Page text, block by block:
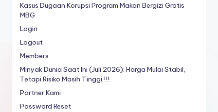
Kasus Dugaan Korupsi Program Makan Bergizi Gratis
MBG
Login
Logout
Members
Minyak Dunia Saat Ini (Juli 2026): Harga Mulai Stabil,
Tetapi Risiko Masih Tinggi !!!
Partner Kami
Password Reset